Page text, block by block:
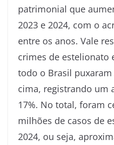
patrimonial que
2023 e 2024, com o
entre os anos. Vale
crimes de estelionato
todo o Brasil
cima, registrando um
17%. No total, foram
milhões de casos de
2024, ou seja,